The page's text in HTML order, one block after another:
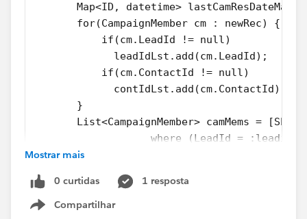
Map<ID, datetime> lastCamResDateMap
       for(CampaignMember cm : newRec) {
           if(cm.LeadId != null)
             leadIdLst.add(cm.LeadId);
           if(cm.ContactId != null)
             contIdLst.add(cm.ContactId);
       }
List<CampaignMember> camMems =
where (LeadId =
       for(CampaignMember cam : camMems) {
Mostrar mais
0 curtidas
1 resposta
Compartilhar
Show menu